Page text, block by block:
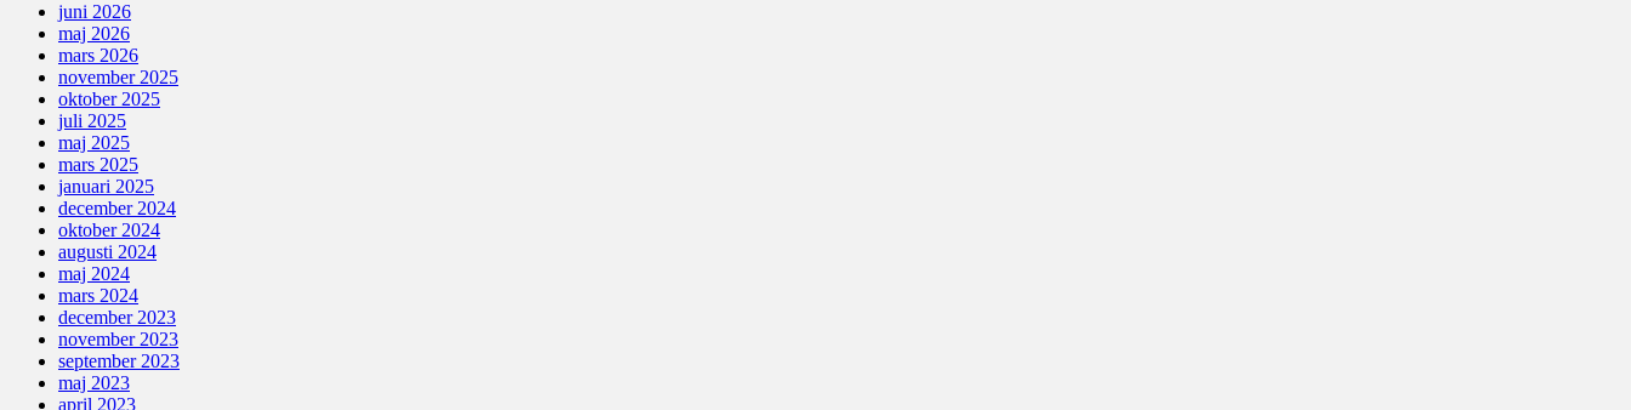
juni 2026
maj 2026
mars 2026
november 2025
oktober 2025
juli 2025
maj 2025
mars 2025
januari 2025
december 2024
oktober 2024
augusti 2024
maj 2024
mars 2024
december 2023
november 2023
september 2023
maj 2023
april 2023